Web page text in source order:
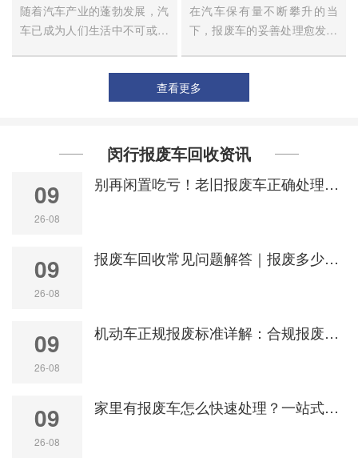
随着汽车产业的蓬勃发展，汽
车已成为人们生活中不可或缺
在汽车保有量不断攀升的当
下，报废车的妥善处理愈发重
查看更多
闵行报废车回收资讯
别再闲置吃亏！老旧报废车正确处理方式，省心还能变现
09
26-08
报废车回收常见问题解答｜报废多少钱、怎么注销、找谁靠谱
09
26-08
机动车正规报废标准详解：合规报废车回收流程与行业准则
09
26-08
家里有报废车怎么快速处理？一站式高价报废车回收服务
09
26-08